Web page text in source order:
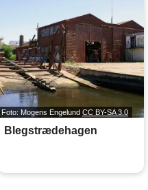
Foto: Mogens Engelund CC BY-SA 3.0
Blegstrædehagen